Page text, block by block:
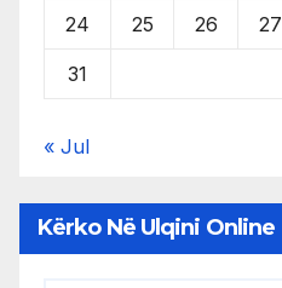
24 25 26 27
31
« Jul
Kërko Në Ulqini Online